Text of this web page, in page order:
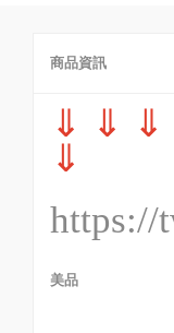
商品資訊
⇓ ⇓ ⇓
⇓
https://
美品